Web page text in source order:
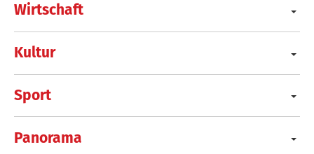
Wirtschaft
Kultur
Sport
Panorama